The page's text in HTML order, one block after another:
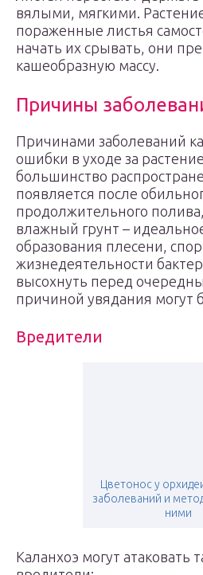
вялыми, мягкими.
пораженные листья
начать их срывать, они
кашеобразную массу.
Причины
Причинами заболеваний
ошибки в уходе за
большинство
появляется после
продолжительного
влажный грунт –
образования плесени, спор
жизнедеятельности
высохнуть перед
причиной увядания могут
Вредители
Цветонос у
заболеваний и
ними
Каланхоэ могут атаковать